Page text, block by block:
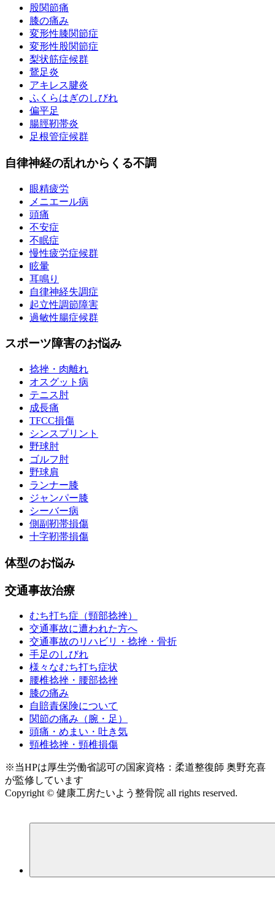
股関節痛
膝の痛み
変形性膝関節症
変形性股関節症
梨状筋症候群
鵞足炎
アキレス腱炎
ふくらはぎのしびれ
偏平足
腸脛靭帯炎
足根管症候群
自律神経の乱れからくる不調
眼精疲労
メニエール病
頭痛
不安症
不眠症
慢性疲労症候群
眩暈
耳鳴り
自律神経失調症
起立性調節障害
過敏性腸症候群
スポーツ障害のお悩み
捻挫・肉離れ
オスグット病
テニス肘
成長痛
TFCC損傷
シンスプリント
野球肘
ゴルフ肘
野球肩
ランナー膝
ジャンパー膝
シーバー病
側副靭帯損傷
十字靭帯損傷
体型のお悩み
交通事故治療
むち打ち症（頸部捻挫）
交通事故に遭われた方へ
交通事故のリハビリ・捻挫・骨折
手足のしびれ
様々なむち打ち症状
腰椎捻挫・腰部捻挫
膝の痛み
自賠責保険について
関節の痛み（腕・足）
頭痛・めまい・吐き気
頸椎捻挫・頸椎損傷
※当HPは厚生労働省認可の国家資格：柔道整復師 奥野充喜
が監修しています
Copyright © 健康工房たいよう整骨院 all rights reserved.